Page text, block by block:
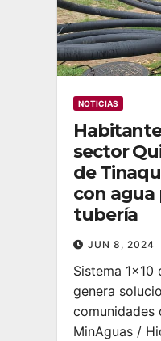
NOTICIAS
sector
de
con
tubería
JUN 8, 2024
Sistema 1×10
genera
comunidades
MinAguas /